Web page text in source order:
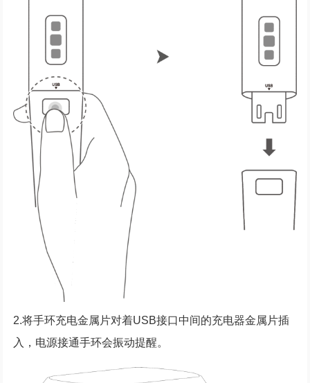
2.将手环充电金属片对着USB接口中间的充电器金属片插
入，电源接通手环会振动提醒。